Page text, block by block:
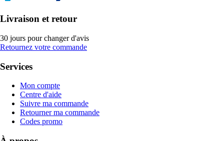
Livraison et retour
30 jours pour changer d'avis
Retournez votre commande
Services
Mon compte
Centre d'aide
Suivre ma commande
Retourner ma commande
Codes promo